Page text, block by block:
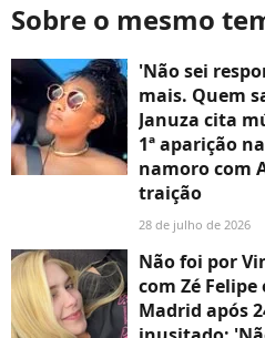
Sobre o mesmo
'Não sei
mais. Quem
Januza cita
1ª aparição
namoro com
traição
28 de julho de 2026
Não foi por
com Zé
Madrid após